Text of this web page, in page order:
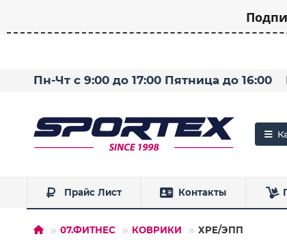
Пн-Чт с 9:00 до 17:00 Пятница до 16:00
Прайс Лист Контакты
07.ФИТНЕС КОВРИКИ XPE/ЭПП